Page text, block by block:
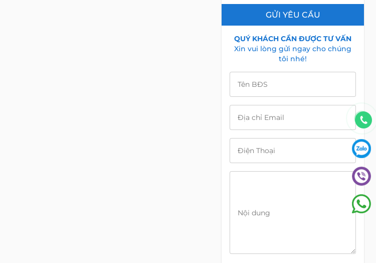
GỬI YÊU CẦU
QUÝ KHÁCH CẦN ĐƯỢC TƯ VẤN
Xin vui lòng gửi ngay cho chúng
tôi nhé!
Tên BĐS
Địa chỉ Email
Điện Thoại
Nội dung